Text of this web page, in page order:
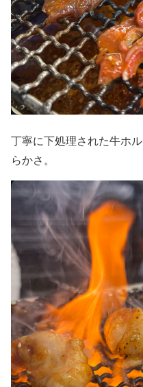
丁寧に下処理された牛ホ
らかさ。